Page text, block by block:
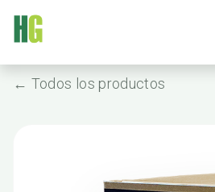
← Todos los productos